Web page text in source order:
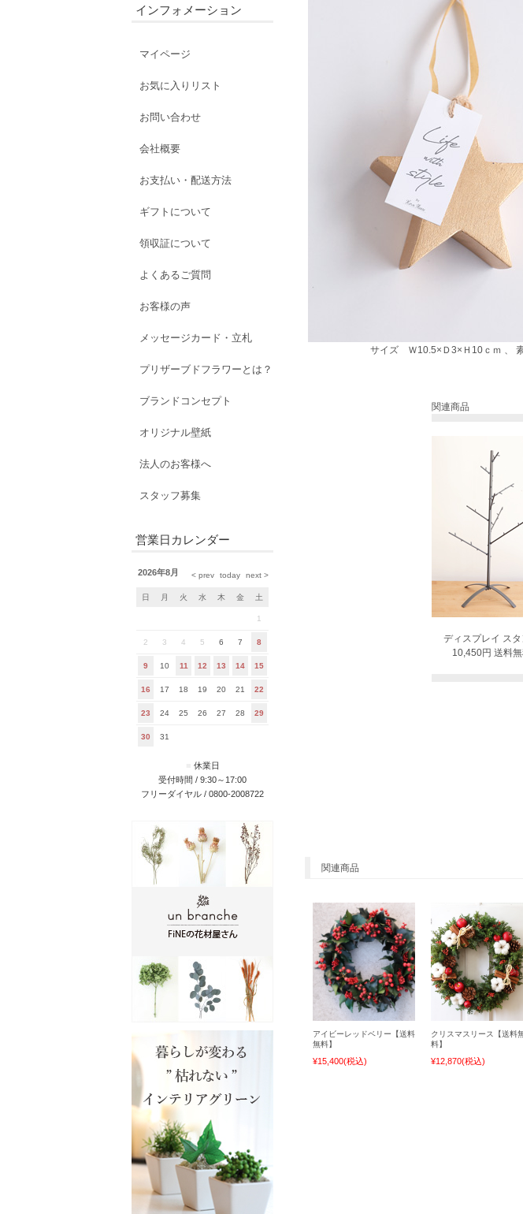
サイズ Ｗ10.5×Ｄ3×Ｈ10ｃｍ 、
関連商品
ディスプレイ スタ
10,450円 送料
関連商品
アイビーレッドベリー【送料
無料】
¥15,400(税込)
クリスマスリース【送料
料】
¥12,870(税込)